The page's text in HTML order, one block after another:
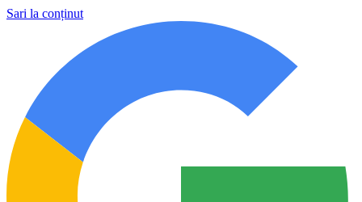
Sari la conținut